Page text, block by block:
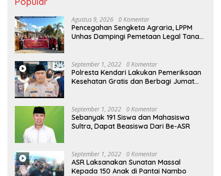
Agustus 9, 2026 0 Komentar
Pencegahan Sengketa Agraria, LPPM
Unhas Dampingi Pemetaan Legal Tanah
September 1, 2022 0 Komentar
Polresta Kendari Lakukan Pemeriksaan
Kesehatan Gratis dan Berbagi Jumat
September 1, 2022 0 Komentar
Sebanyak 191 Siswa dan Mahasiswa
Sultra, Dapat Beasiswa Dari Be-ASR
September 1, 2022 0 Komentar
ASR Laksanakan Sunatan Massal
Kepada 150 Anak di Pantai Nambo